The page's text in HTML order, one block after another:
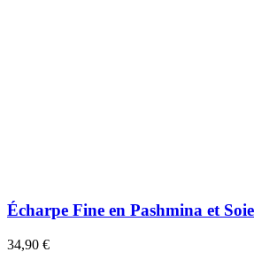
Écharpe Fine en Pashmina et Soie
34,90 €